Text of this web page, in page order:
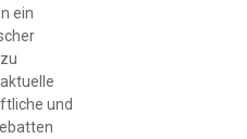
ein
und